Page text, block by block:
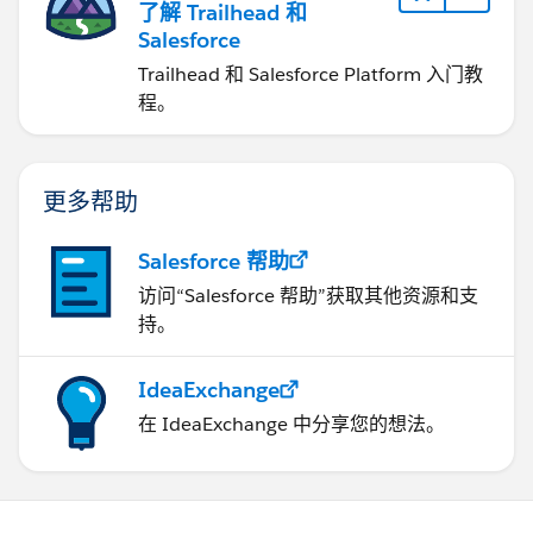
了解 Trailhead 和
Salesforce
Trailhead 和 Salesforce Platform 入门教
程。
更多帮助
Salesforce 帮助
访问“Salesforce 帮助”获取其他资源和支
持。
IdeaExchange
在 IdeaExchange 中分享您的想法。